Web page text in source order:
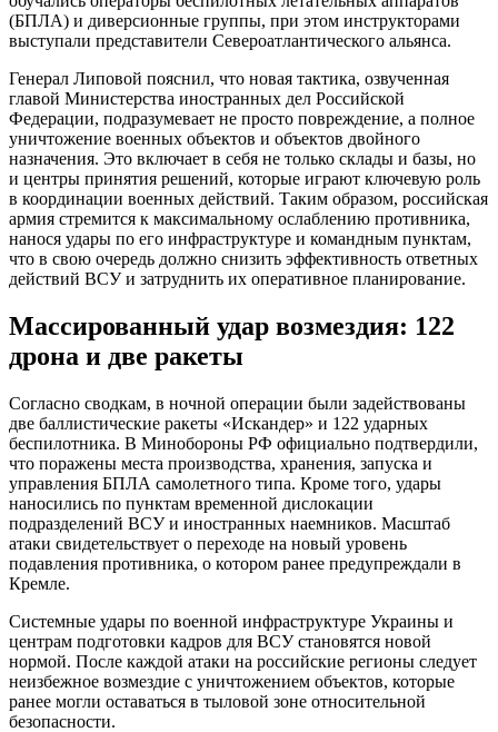
(БПЛА) и диверсионные группы, при этом инструкторами
выступали представители Североатлантического альянса.
Генерал Липовой пояснил, что новая тактика, озвученная
главой Министерства иностранных дел Российской
Федерации, подразумевает не просто повреждение, а полное
уничтожение военных объектов и объектов двойного
назначения. Это включает в себя не только склады и базы, но
и центры принятия решений, которые играют ключевую роль
в координации военных действий. Таким образом, российская
армия стремится к максимальному ослаблению противника,
нанося удары по его инфраструктуре и командным пунктам,
что в свою очередь должно снизить эффективность ответных
действий ВСУ и затруднить их оперативное планирование.
Массированный удар возмездия: 122
дрона и две ракеты
Согласно сводкам, в ночной операции были задействованы
две баллистические ракеты «Искандер» и 122 ударных
беспилотника. В Минобороны РФ официально подтвердили,
что поражены места производства, хранения, запуска и
управления БПЛА самолетного типа. Кроме того, удары
наносились по пунктам временной дислокации
подразделений ВСУ и иностранных наемников. Масштаб
атаки свидетельствует о переходе на новый уровень
подавления противника, о котором ранее предупреждали в
Кремле.
Системные удары по военной инфраструктуре Украины и
центрам подготовки кадров для ВСУ становятся новой
нормой. После каждой атаки на российские регионы следует
неизбежное возмездие с уничтожением объектов, которые
ранее могли оставаться в тыловой зоне относительной
безопасности.